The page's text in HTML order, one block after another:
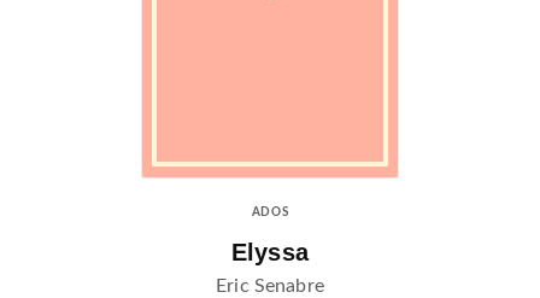
ADOS
Elyssa
Eric Senabre